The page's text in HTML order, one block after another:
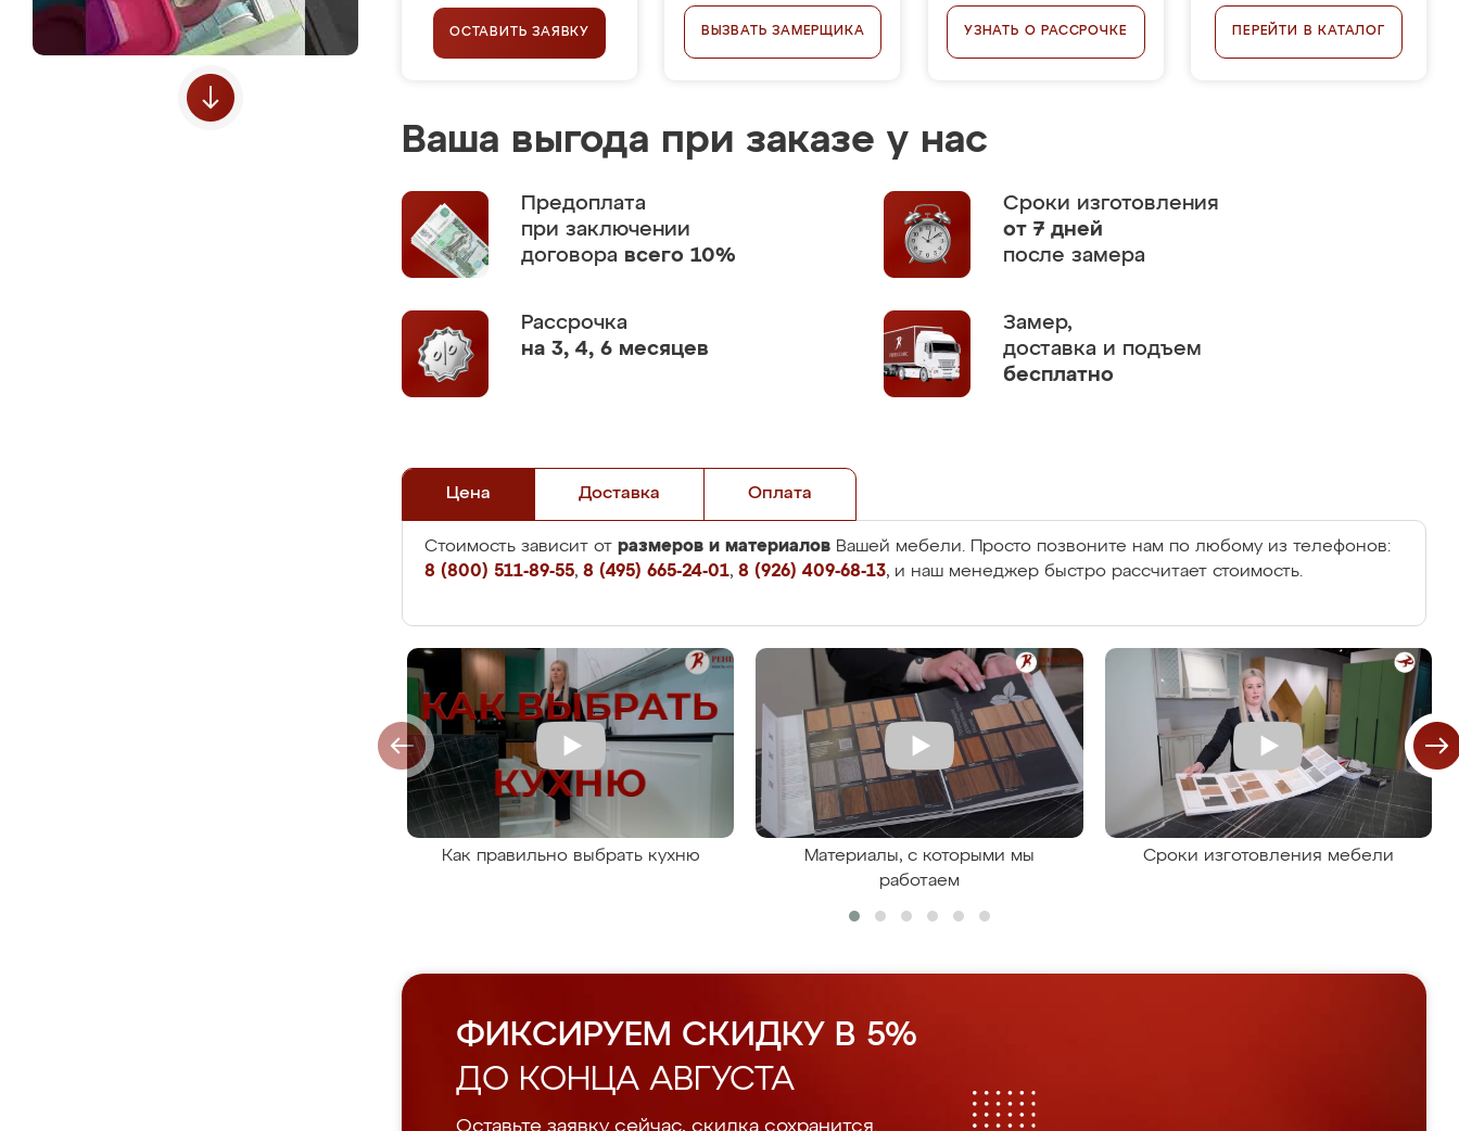
ОСТАВИТЬ ЗАЯВКУ ВЫЗВАТЬ ЗАМЕРЩИКА УЗНАТЬ О РАССРОЧКЕ ПЕРЕЙТИ В КАТАЛОГ
Ваша выгода при заказе у нас
Предоплата
при заключении
договора всего 10%
Сроки изготовления
от 7 дней
после замера
Рассрочка
на 3, 4, 6 месяцев
Замер,
доставка и подъем
бесплатно
Цена Доставка Оплата
Стоимость зависит от размеров и материалов Вашей мебели. Просто позвоните нам по любому из телефонов:
8 (800) 511-89-55, 8 (495) 665-24-01, 8 (926) 409-68-13, и наш менеджер быстро рассчитает стоимость.
Как правильно выбрать кухню
Материалы, с которыми мы
работаем
Сроки изготовления мебели
ФИКСИРУЕМ СКИДКУ В 5%
ДО КОНЦА АВГУСТА
Оставьте заявку сейчас, скидка сохранится.